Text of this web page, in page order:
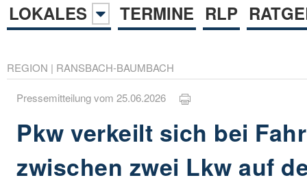
LOKALES
TERMINE RLP
REGION | RANSBACH-BAUMBACH
Pressemitteilung vom 25.06.2026
Pkw verkeilt sich bei
zwischen zwei Lkw auf